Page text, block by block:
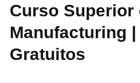
Curso Superior
Manufacturing
Gratuitos